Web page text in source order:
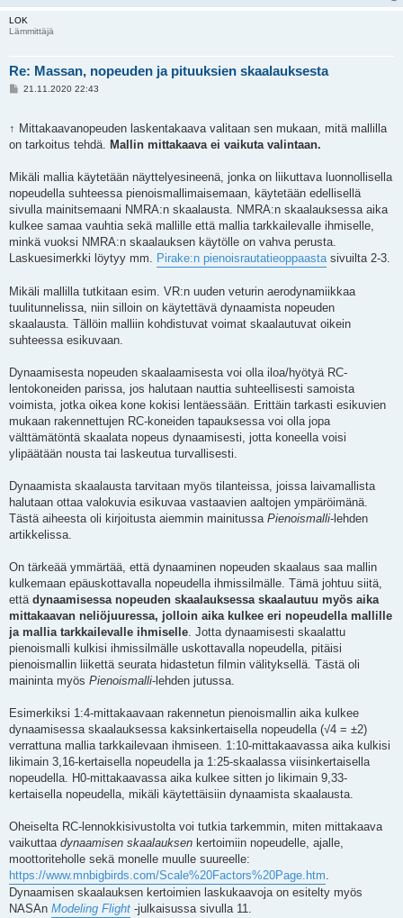
LOK
Lämmittäjä
Re: Massan, nopeuden ja pituuksien skaalauksesta
V
t
i
21.11.2020 22:43
↑ Mittakaavanopeuden laskentakaava valitaan sen mukaan, mitä mallilla
on tarkoitus tehdä.
Mallin mittakaava ei vaikuta valintaan.
Mikäli mallia käytetään näyttelyesineenä, jonka on liikuttava luonnollisella
nopeudella suhteessa pienoismallimaisemaan, käytetään edellisellä
sivulla mainitsemaani NMRA:n skaalausta. NMRA:n skaalauksessa aika
kulkee samaa vauhtia sekä mallille että mallia tarkkailevalle ihmiselle,
minkä vuoksi NMRA:n skaalauksen käytölle on vahva perusta.
Laskuesimerkki löytyy mm.
Pirake:n pienoisrautatieoppaasta sivuilta 2-3.
Mikäli mallilla tutkitaan esim. VR:n uuden veturin aerodynamiikkaa
tuulitunnelissa, niin silloin on käytettävä dynaamista nopeuden
skaalausta. Tällöin malliin kohdistuvat voimat skaalautuvat oikein
suhteessa esikuvaan.
Dynaamisesta nopeuden skaalaamisesta voi olla iloa/hyötyä RC-
lentokoneiden parissa, jos halutaan nauttia suhteellisesti samoista
voimista, jotka oikea kone kokisi lentäessään. Erittäin tarkasti esikuvien
mukaan rakennettujen RC-koneiden tapauksessa voi olla jopa
välttämätöntä skaalata nopeus dynaamisesti, jotta koneella voisi
ylipäätään nousta tai laskeutua turvallisesti.
Dynaamista skaalausta tarvitaan myös tilanteissa, joissa laivamallista
halutaan ottaa valokuvia esikuvaa vastaavien aaltojen ympäröimänä.
Tästä aiheesta oli kirjoitusta aiemmin mainitussa Pienoismalli-lehden
artikkelissa.
On tärkeää ymmärtää, että dynaaminen nopeuden skaalaus saa mallin
kulkemaan epäuskottavalla nopeudella ihmissilmälle. Tämä johtuu siitä,
että dynaamisessa nopeuden skaalauksessa skaalautuu myös aika
mittakaavan neliöjuuressa, jolloin aika kulkee eri nopeudella mallille
ja mallia tarkkailevalle ihmiselle . Jotta dynaamisesti skaalattu
pienoismalli kulkisi ihmissilmälle uskottavalla nopeudella, pitäisi
pienoismallin liikettä seurata hidastetun filmin välityksellä. Tästä oli
maininta myös Pienoismalli-lehden jutussa.
Esimerkiksi 1:4-mittakaavaan rakennetun pienoismallin aika kulkee
dynaamisessa skaalauksessa kaksinkertaisella nopeudella (√4 = ±2)
verrattuna mallia tarkkailevaan ihmiseen. 1:10-mittakaavassa aika kulkisi
likimain 3,16-kertaisella nopeudella ja 1:25-skaalassa viisinkertaisella
nopeudella. H0-mittakaavassa aika kulkee sitten jo likimain 9,33-
kertaisella nopeudella, mikäli käytettäisiin dynaamista skaalausta.
Oheiselta RC-lennokkisivustolta voi tutkia tarkemmin, miten mittakaava
vaikuttaa dynaamisen skaalauksen kertoimiin nopeudelle, ajalle,
moottoriteholle sekä monelle muulle suureelle:
https://www.mnbigbirds.com/Scale%20Factors%20Page.htm
Dynaamisen skaalauksen kertoimien laskukaavoja on esitelty myös
NASAn Modeling Flight -julkaisussa sivulla 11.